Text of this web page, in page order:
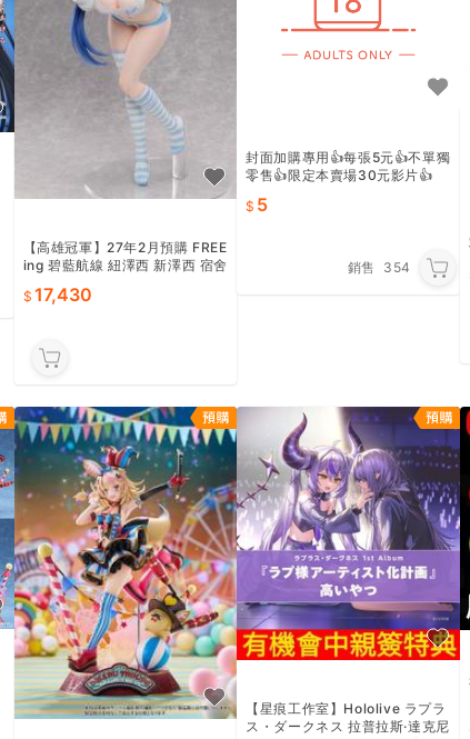
【高雄冠軍】27年2月預購 FREE
ing 碧藍航線 紐澤西 新澤西 宿舍
2117,430
封面加購專用👍每張5元👍不單獨
零售👍限定本賣場30元影片👍
5
銷售 354
【星痕工作室】Hololive ラプラ
ス・ダークネス 拉普拉斯·達克尼